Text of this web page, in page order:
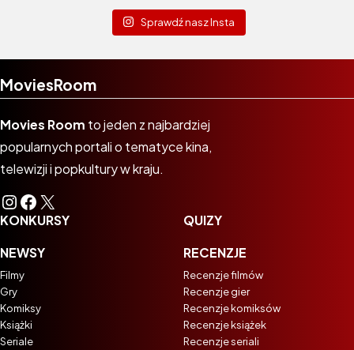
Sprawdź nasz Insta
MoviesRoom
Movies Room to jeden z najbardziej
popularnych portali o tematyce kina,
telewizji i popkultury w kraju.
Instagram
Facebook
X
KONKURSY
NEWSY
Filmy
Gry
Komiksy
Książki
Seriale
QUIZY
RECENZJE
Recenzje filmów
Recenzje gier
Recenzje komiksów
Recenzje książek
Recenzje seriali